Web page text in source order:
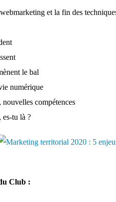
et la fin des
le bal
numérique
compétences
es-tu là ?
Club :